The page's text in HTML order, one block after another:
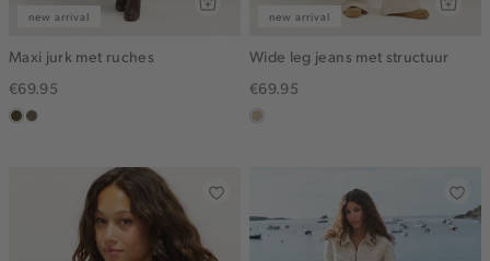
new arrival
Maxi jurk met ruches
€69.95
groen,
middenbruin
new arrival
Wide leg jeans met structuur
€69.95
lichtzand